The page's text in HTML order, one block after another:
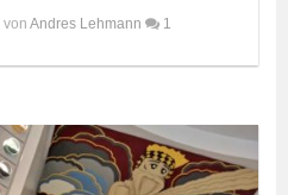
von Andres Lehmann 1